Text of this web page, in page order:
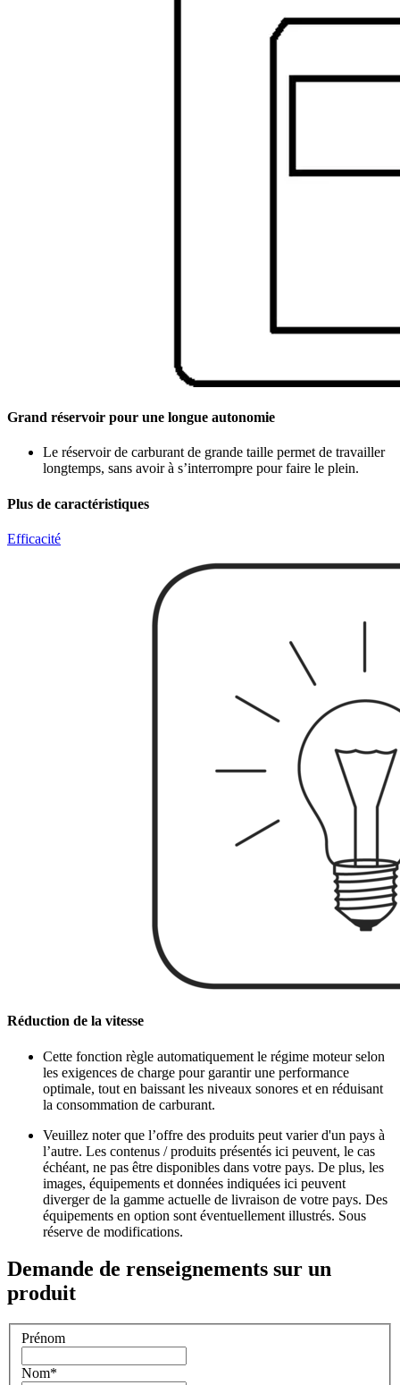
Grand réservoir pour une longue autonomie
Le réservoir de carburant de grande taille permet de travailler
longtemps, sans avoir à s’interrompre pour faire le plein.
Plus de caractéristiques
Efficacité
Réduction de la vitesse
Cette fonction règle automatiquement le régime moteur selon
les exigences de charge pour garantir une performance
optimale, tout en baissant les niveaux sonores et en réduisant
la consommation de carburant.
Veuillez noter que l’offre des produits peut varier d'un pays à
l’autre. Les contenus / produits présentés ici peuvent, le cas
échéant, ne pas être disponibles dans votre pays. De plus, les
images, équipements et données indiquées ici peuvent
diverger de la gamme actuelle de livraison de votre pays. Des
équipements en option sont éventuellement illustrés. Sous
réserve de modifications.
Demande de renseignements sur un
produit
Prénom
Nom*